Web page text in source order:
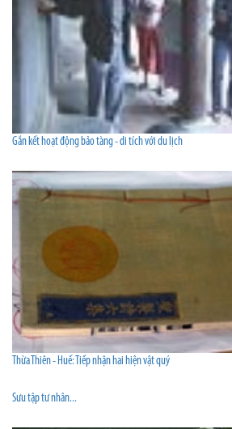
Gắn kết hoạt động bảo tàng - di tích với du lịch
Thừa Thiên - Huế: Tiếp nhận hai hiện vật quý
Sưu tập tư nhân...